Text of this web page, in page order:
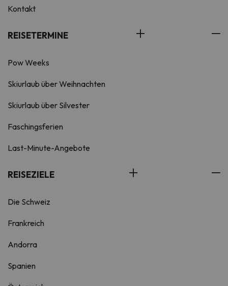
Kontakt
REISETERMINE
Pow Weeks
Skiurlaub über Weihnachten
Skiurlaub über Silvester
Faschingsferien
Last-Minute-Angebote
REISEZIELE
Die Schweiz
Frankreich
Andorra
Spanien